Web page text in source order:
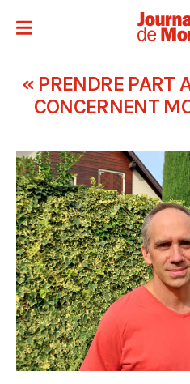
« PRENDRE PART
CONCERNENT